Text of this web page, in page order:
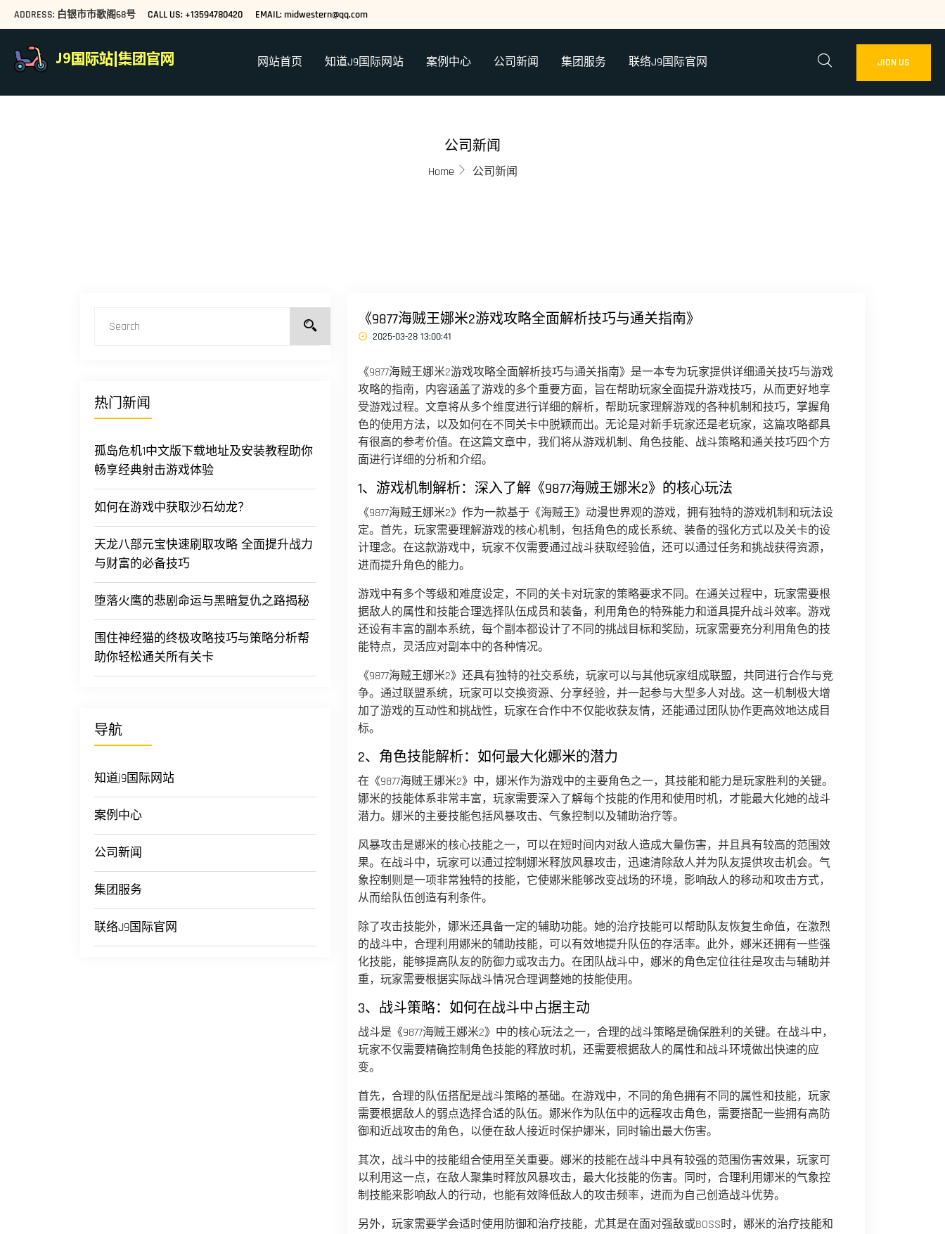
ADDRESS: 白银市市歌阁68号 CALL US: +13594780420 EMAIL: midwestern@qq.com
网站首页 知道J9国际网站 案例中心 公司新闻 集团服务 联络J9国际官网 JION US
公司新闻
Home 公司新闻
热门新闻
孤岛危机1中文版下载地址及安装教程助你
畅享经典射击游戏体验
如何在游戏中获取沙石幼龙？
天龙八部元宝快速刷取攻略 全面提升战力
与财富的必备技巧
堕落火鹰的悲剧命运与黑暗复仇之路揭秘
围住神经猫的终极攻略技巧与策略分析帮
助你轻松通关所有关卡
导航
知道j9国际网站
案例中心
公司新闻
集团服务
联络J9国际官网
《9877海贼王娜米2游戏攻略全面解析技巧与通关指南》
2025-03-28 13:00:41
《9877海贼王娜米2游戏攻略全面解析技巧与通关指南》是一本专为玩家提供详细通关技巧与游戏
攻略的指南，内容涵盖了游戏的多个重要方面，旨在帮助玩家全面提升游戏技巧，从而更好地享
受游戏过程。文章将从多个维度进行详细的解析，帮助玩家理解游戏的各种机制和技巧，掌握角
色的使用方法，以及如何在不同关卡中脱颖而出。无论是对新手玩家还是老玩家，这篇攻略都具
有很高的参考价值。在这篇文章中，我们将从游戏机制、角色技能、战斗策略和通关技巧四个方
面进行详细的分析和介绍。
1、游戏机制解析：深入了解《9877海贼王娜米2》的核心玩法
《9877海贼王娜米2》作为一款基于《海贼王》动漫世界观的游戏，拥有独特的游戏机制和玩法设
定。首先，玩家需要理解游戏的核心机制，包括角色的成长系统、装备的强化方式以及关卡的设
计理念。在这款游戏中，玩家不仅需要通过战斗获取经验值，还可以通过任务和挑战获得资源，
进而提升角色的能力。
游戏中有多个等级和难度设定，不同的关卡对玩家的策略要求不同。在通关过程中，玩家需要根
据敌人的属性和技能合理选择队伍成员和装备，利用角色的特殊能力和道具提升战斗效率。游戏
还设有丰富的副本系统，每个副本都设计了不同的挑战目标和奖励，玩家需要充分利用角色的技
能特点，灵活应对副本中的各种情况。
《9877海贼王娜米2》还具有独特的社交系统，玩家可以与其他玩家组成联盟，共同进行合作与竞
争。通过联盟系统，玩家可以交换资源、分享经验，并一起参与大型多人对战。这一机制极大增
加了游戏的互动性和挑战性，玩家在合作中不仅能收获友情，还能通过团队协作更高效地达成目
标。
2、角色技能解析：如何最大化娜米的潜力
在《9877海贼王娜米2》中，娜米作为游戏中的主要角色之一，其技能和能力是玩家胜利的关键。
娜米的技能体系非常丰富，玩家需要深入了解每个技能的作用和使用时机，才能最大化她的战斗
潜力。娜米的主要技能包括风暴攻击、气象控制以及辅助治疗等。
风暴攻击是娜米的核心技能之一，可以在短时间内对敌人造成大量伤害，并且具有较高的范围效
果。在战斗中，玩家可以通过控制娜米释放风暴攻击，迅速清除敌人并为队友提供攻击机会。气
象控制则是一项非常独特的技能，它使娜米能够改变战场的环境，影响敌人的移动和攻击方式，
从而给队伍创造有利条件。
除了攻击技能外，娜米还具备一定的辅助功能。她的治疗技能可以帮助队友恢复生命值，在激烈
的战斗中，合理利用娜米的辅助技能，可以有效地提升队伍的存活率。此外，娜米还拥有一些强
化技能，能够提高队友的防御力或攻击力。在团队战斗中，娜米的角色定位往往是攻击与辅助并
重，玩家需要根据实际战斗情况合理调整她的技能使用。
3、战斗策略：如何在战斗中占据主动
战斗是《9877海贼王娜米2》中的核心玩法之一，合理的战斗策略是确保胜利的关键。在战斗中，
玩家不仅需要精确控制角色技能的释放时机，还需要根据敌人的属性和战斗环境做出快速的应
变。
首先，合理的队伍搭配是战斗策略的基础。在游戏中，不同的角色拥有不同的属性和技能，玩家
需要根据敌人的弱点选择合适的队伍。娜米作为队伍中的远程攻击角色，需要搭配一些拥有高防
御和近战攻击的角色，以便在敌人接近时保护娜米，同时输出最大伤害。
其次，战斗中的技能组合使用至关重要。娜米的技能在战斗中具有较强的范围伤害效果，玩家可
以利用这一点，在敌人聚集时释放风暴攻击，最大化技能的伤害。同时，合理利用娜米的气象控
制技能来影响敌人的行动，也能有效降低敌人的攻击频率，进而为自己创造战斗优势。
另外，玩家需要学会适时使用防御和治疗技能，尤其是在面对强敌或BOSS时，娜米的治疗技能和